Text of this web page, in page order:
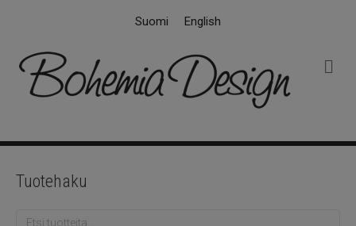
Suomi English
k
Tuotehaku
Etsi: